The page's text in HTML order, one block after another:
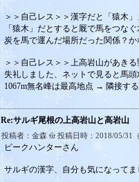
＞＞自己レス＞＞漢字だと「猿木」
「猿木」だとすると厩で馬をつな
炭を馬で運んだ場所だった関係？か
＞＞自己レス＞＞上高岩山があき
失礼しました、ネットで見ると馬頭
1067m無名峰は最高地点 → 隣接す
Re:サルギ尾根の上高岩山と高岩山
投稿者：金森 投稿日時：2018/05/31
ピークハンターさん
サルギの漢字、自分も気になってま